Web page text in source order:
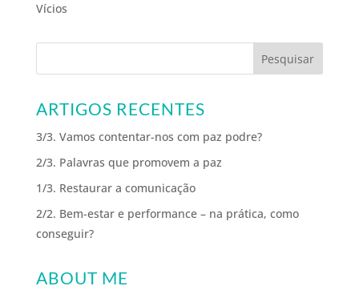
Vícios
ARTIGOS RECENTES
3/3. Vamos contentar-nos com paz podre?
2/3. Palavras que promovem a paz
1/3. Restaurar a comunicação
2/2. Bem-estar e performance – na prática, como
conseguir?
ABOUT ME